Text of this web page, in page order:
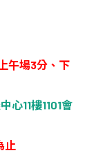
午場3分、下
心11樓1101會
止